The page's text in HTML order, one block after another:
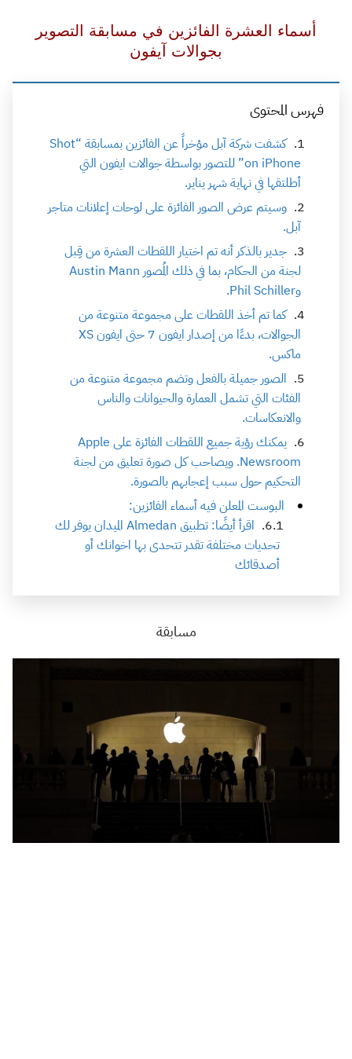
أسماء العشرة الفائزين في مسابقة التصوير
بجوالات آيفون
فهرس المحتوى
كشفت شركة آبل مؤخراً عن الفائزين بمسابقة “Shot
on iPhone” للتصور بواسطة جوالات ايفون التي
أطلتقها في نهاية شهر يناير.
وسيتم عرض الصور الفائزة على لوحات إعلانات متاجر
آبل.
جدير بالذكر أنه تم اختيار اللقطات العشرة من قِبل
لجنة من الحكام، بما في ذلك المُصور Austin Mann
وPhil Schiller.
كما تم أخذ اللقطات على مجموعة متنوعة من
الجوالات، بدءًا من إصدار ايفون 7 حتى ايفون XS
ماكس.
الصور جميلة بالفعل وتضم مجموعة متنوعة من
الفئات التي تشمل العمارة والحيوانات والناس
والانعكاسات.
يمكنك رؤية جميع اللقطات الفائزة على Apple
Newsroom. ويصاحب كل صورة تعليق من لجنة
التحكيم حول سبب إعجابهم بالصورة.
البوست المعلن فيه أسماء الفائزين:
اقرأ أيضًا: تطبيق Almedan الميدان يوفر لك
تحديات مختلفة تقدر تتحدى بها اخوانك أو
أصدقائك
مسابقة